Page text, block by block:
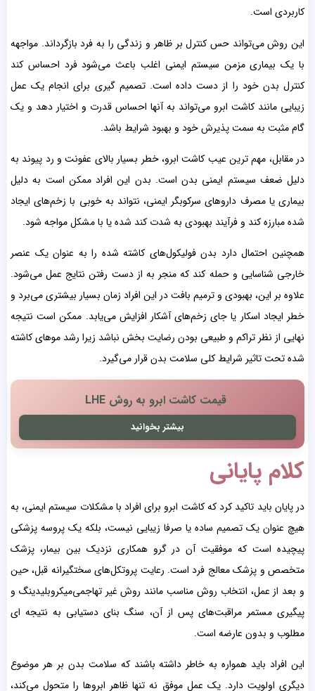
کاربردی است.
این روش می‌تواند حس کنترل بر ظاهر و زندگی را به فرد بازگرداند. مواجهه
با یک بیماری مزمن سیستم ایمنی اغلب باعث می‌شود فرد احساس کند
کنترل بدن خود را از دست داده است. تصمیم گیری برای انجام یک عمل
زیبایی مانند کاشت ابرو می‌تواند به آنها احساس قدرت و اختیار دهد و یک
گام مثبت به سمت پذیرش خود و بهبود شرایط باشد.
در مقابل، مهم ترین عیب کاشت ابرو، خطر بسیار بالای عفونت و رد پیوند به
دلیل ضعف سیستم ایمنی بدن است. بدن این افراد ممکن است به دلیل
بیماری یا مصرف داروهای سرکوبگر ایمنی، نتواند به خوبی با زخم‌های ایجاد
شده مبارزه کند و فرآیند بهبودی به شدت کند شده یا با مشکل مواجه شود.
همچنین احتمال دارد بدن فولیکول‌های کاشته شده را به عنوان یک عنصر
خارجی شناسایی و حمله کند که منجر به از دست رفتن نتایج عمل می‌شود.
علاوه بر این، بهبودی و ترمیم بافت در این افراد زمان بسیار بیشتری می‌برد و
خطر ایجاد اسکار یا جای زخم‌های آشکار افزایش می‌یابد. ممکن است نتیجه
نهایی از نظر تراکم و طبیعی بودن رضایت بخش نباشد زیرا رشد موهای کاشته
شده تحت تاثیر شرایط کلی سلامت بدن قرار می‌گیرد.
قیمت کاشت ابرو به روش LHE
بیشتر بخوانید
کلام پایانی
در پایان باید تاکید کرد که کاشت ابرو برای افراد با مشکلات سیستم ایمنی، به
هیچ عنوان یک تصمیم ساده یا صرفا زیبایی نیست، بلکه یک پروسه پزشکی
پیچیده است که موفقیت آن در گرو همکاری نزدیک بین بیمار، پزشک
متخصص و پزشک معالج فرد است. رعایت پروتکل‌های سختگیرانه قبل، حین
و بعد از عمل، انتخاب روش مناسب مانند روش غیر تهاجمی‌میکروبلیدینگ و
پیگیری مستمر مراقبت‌های پس از آن، سنگ بنای دستیابی به نتیجه ای
مطلوب و بدون عارضه است.
این افراد باید همواره به خاطر داشته باشند که سلامت بدن بر هر موضوع
دیگری اولویت دارد. یک عمل موفق نه تنها ظاهر ابروها را متحول می‌کند،